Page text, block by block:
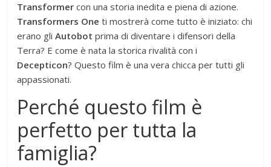
Transformer con una storia inedita e piena di azione.
Transformers One ti mostrerà come tutto è iniziato: chi
erano gliAutobot prima di diventare i difensori della
Terra? E come è nata la storica rivalità con i
Decepticon? Questo film è una vera chicca per tutti gli
appassionati.
Perché questo film è
perfetto per tutta la
famiglia?